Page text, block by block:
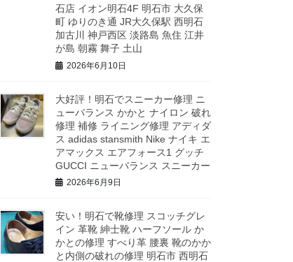
石店 イオン明石4F 明石市 大久保
町 ゆりのき通 JR大久保駅 西明石
加古川 神戸西区 淡路島 魚住 江井
が島 朝霧 舞子 土山
2026年6月10日
大好評！明石でスニーカー修理 ニ
ューバランス かかと ナイロン 破れ
修理 補修 ライニング修理 アディダ
ス adidas stansmith Nike ナイキ エ
アマックス エアフォース1 グッチ
GUCCI ニューバランス スニーカー
2026年6月9日
安い！明石で靴修理 スコッチグレ
イン 革靴 紳士靴 ハーフソール か
かとの修理 すべり革 腰裏 靴のかか
と内側の破れの修理 明石市 西明石